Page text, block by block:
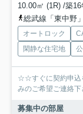
10.00㎡ (1R) /築
総武線「東中野
オートロック
閑静な住宅地
☆☆すぐに契約申込
みのご希望ご連絡
募集中の部屋